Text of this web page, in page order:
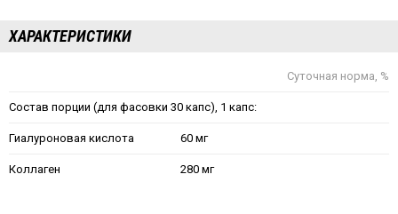
ХАРАКТЕРИСТИКИ
Суточная норма, %
Состав порции (для фасовки 30 капс), 1 капс:
Гиалуроновая кислота 60 мг
Коллаген 280 мг